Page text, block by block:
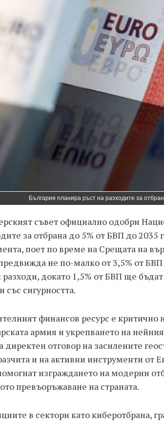
България планира ръст на разходите за
съвет официално одобри
за отбрана до 5% от БВП до 2035
поет по време на Срещата на
не по-малко от 3,5% от
разходи, докато 1,5% от БВП ще
със сигурността.
финансов ресурс е
армия и укрепването на
директен отговор на засилените
и на активни инструменти от
изграждането на модерни
превъоръжаване на страната.
в сектори като киберотбрана,